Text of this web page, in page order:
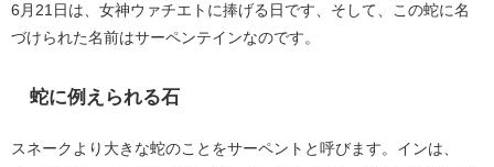
6月21日は、女神ウァチエトに捧げる日です、そして、この蛇に名
づけられた名前はサーペンテインなのです。
蛇に例えられる石
スネークより大きな蛇のことをサーペントと呼びます。インは、